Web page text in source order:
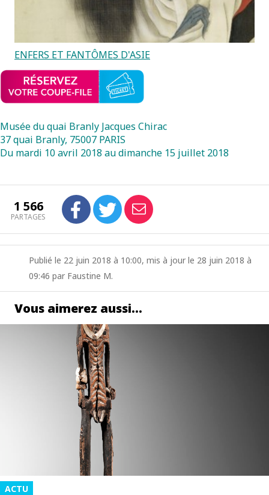
ENFERS ET FANTÔMES D'ASIE
Musée du quai Branly Jacques Chirac
37 quai Branly, 75007 PARIS
Du mardi 10 avril 2018 au dimanche 15 juillet 2018
1 566
PARTAGES
Publié le 22 juin 2018 à 10:00, mis à jour le 28 juin 2018 à
09:46 par Faustine M.
Vous aimerez aussi…
ACTU